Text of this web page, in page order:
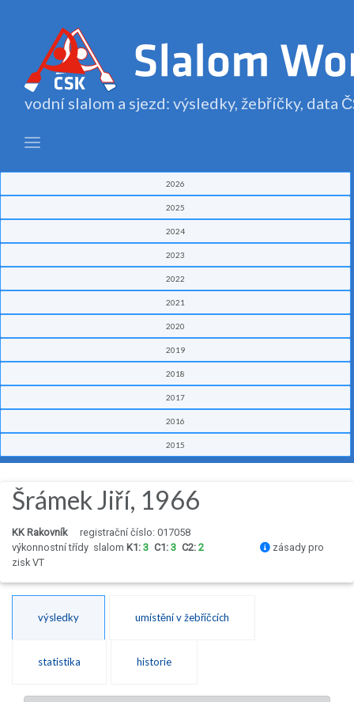
vodní slalom a sjezd: výsledky, žebříčky, data
2026
2025
2024
2023
2022
2021
2020
2019
2018
2017
2016
2015
Šrámek Jiří, 1966
KK Rakovník
registrační číslo: 017058
výkonnostní třídy slalom K1: 3 C1: 3 C2: 2
zásady pro
zisk VT
výsledky umístění v žebříčcích
statistika historie